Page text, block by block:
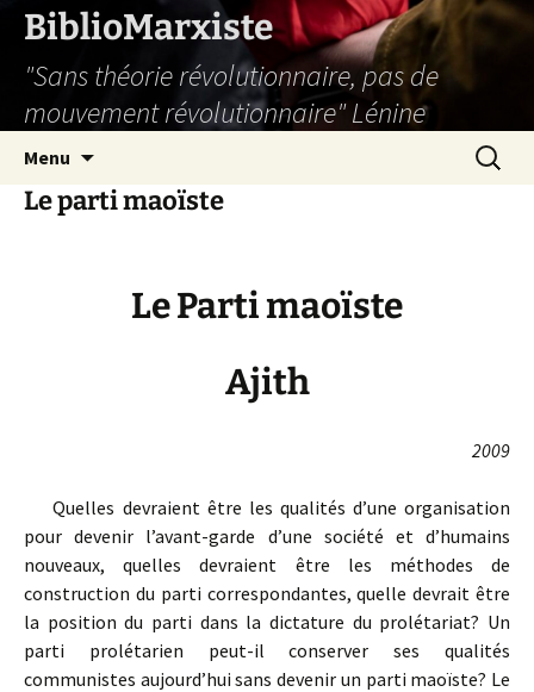
Aller
contenu
BiblioMarxiste
"Sans théorie révolutionnaire, pas de
mouvement révolutionnaire" Lénine
Menu
Le parti maoïste
Le Parti maoïste
Ajith
2009
Quelles devraient être les qualités d’une organisation
pour devenir l’avant-garde d’une société et d’humains
nouveaux, quelles devraient être les méthodes de
construction du parti correspondantes, quelle devrait être
la position du parti dans la dictature du prolétariat? Un
parti prolétarien peut-il conserver ses qualités
communistes aujourd’hui sans devenir un parti maoïste? Le